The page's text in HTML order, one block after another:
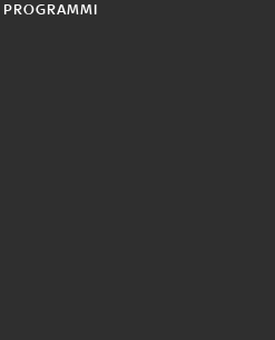
PROGRAMMI